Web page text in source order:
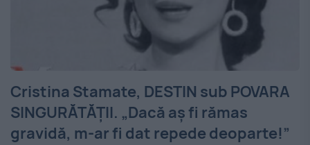
Cristina Stamate, DESTIN sub POVARA
SINGURĂTĂȚII. „Dacă aș fi rămas
gravidă, m-ar fi dat repede deoparte!”